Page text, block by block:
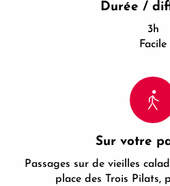
Durée /
3h
Facile
Sur votre
Passages sur de vieilles
place des Trois Pilats,